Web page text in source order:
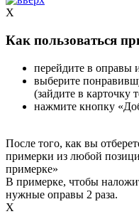
X
Как пользоваться
перейдите в оправы
выберите
(зайдите в карточку
нажмите кнопку
После того, как вы
примерки из любой
примерке»
В примерке, чтобы
нужные оправы 2 раза.
X